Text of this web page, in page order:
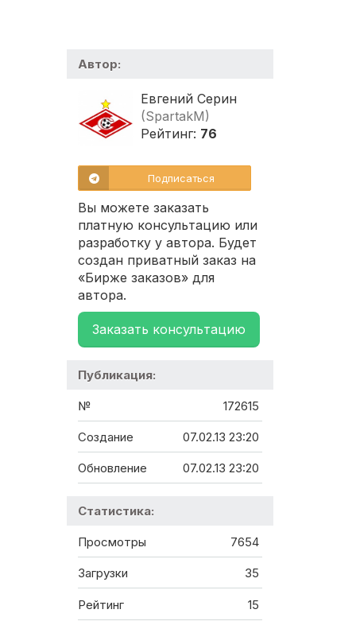
Автор:
Евгений Серин
(SpartakM)
Рейтинг: 76
Подписаться
Вы можете заказать
платную консультацию или
разработку у автора. Будет
создан приватный заказ на
«Бирже заказов» для
автора.
Заказать консультацию
Публикация:
№ 172615
Создание 07.02.13 23:20
Обновление 07.02.13 23:20
Статистика:
Просмотры 7654
Загрузки 35
Рейтинг 15